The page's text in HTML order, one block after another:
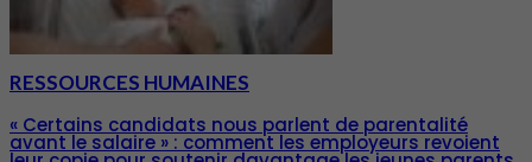
RESSOURCES HUMAINES
« Certains candidats nous parlent de parentalité
avant le salaire » : comment les employeurs revoient